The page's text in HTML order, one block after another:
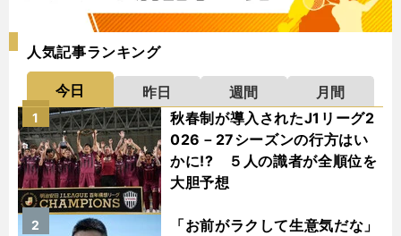
人気記事ランキング
今日 昨日 週間
月間
秋春制が導入されたJ1リーグ2
026－27シーズンの行方はい
かに!? ５人の識者が全順位を
大胆予想
1
「お前がラクして生意気だな」
2